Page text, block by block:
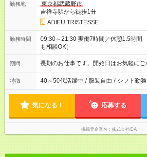
勤務地
東京都武蔵野市
吉祥寺駅から徒歩1分
ADIEU TRISTESSE
勤務時間
09:30～21:30 実働7時間／休憩1.5時間 シフト制（実働7.5時間
も相談OK）
期間 長期のお仕事です。開始日はお気軽にご
特徴 40～50代活躍中 / 服装自由 / シフト勤務
気になる！ 応募する
掲載元企業名 株式会社iDA